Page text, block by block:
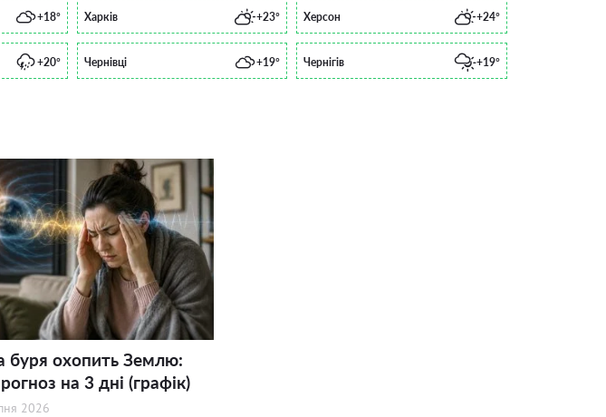
+18° Харків +23° Херсон +24°
+20° Чернівці +19° Чернігів +19°
буря охопить Землю:
на 3 дні (графік)
2026